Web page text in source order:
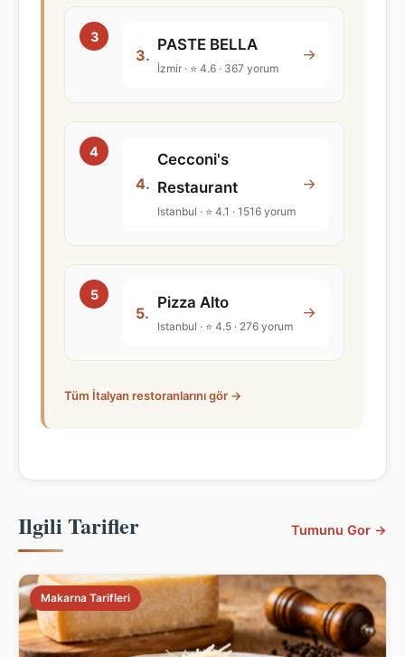
3.
PASTE BELLA
İzmir · ⭐ 4.6 · 367 yorum
→
4.
Cecconi's
Restaurant
Istanbul · ⭐ 4.1 · 1516 yorum
→
5.
Pizza Alto
Istanbul · ⭐ 4.5 · 276 yorum
→
Tüm İtalyan restoranlarını gör →
Ilgili Tarifler Tumunu Gor →
Makarna Tarifleri